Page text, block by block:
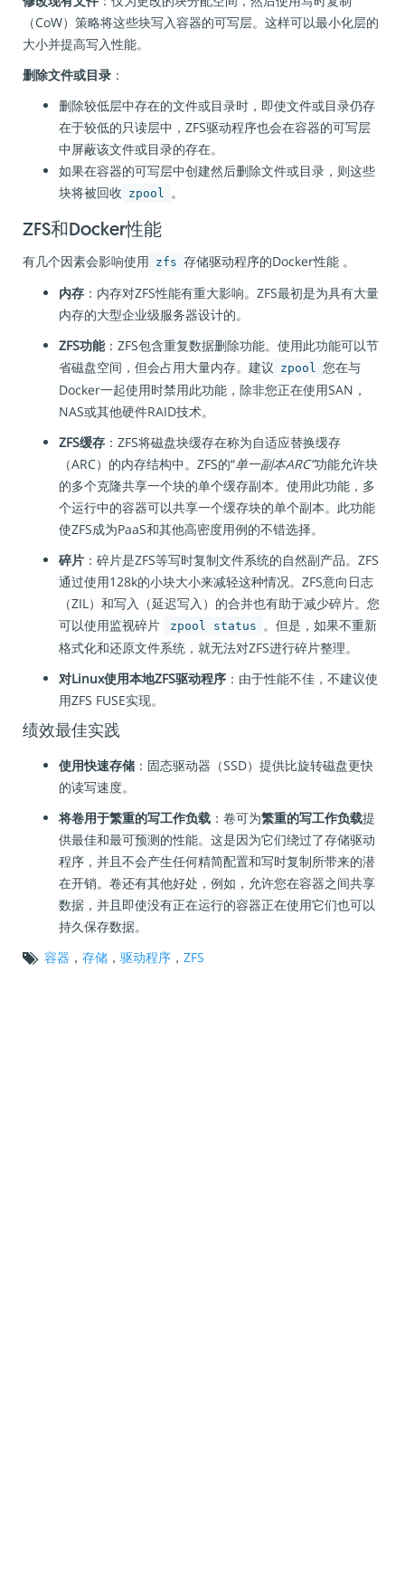
（CoW）策略将这些块写入容器的可写层。这样可以最小化层的
大小并提高写入性能。
删除文件或目录 ：
删除较低层中存在的文件或目录时，即使文件或目录仍存
在于较低的只读层中，ZFS驱动程序也会在容器的可写层
中屏蔽该文件或目录的存在。
如果在容器的可写层中创建然后删除文件或目录，则这些
块将被回收 zpool 。
ZFS和Docker性能
有几个因素会影响使用 zfs 存储驱动程序的Docker性能 。
内存 ：内存对ZFS性能有重大影响。ZFS最初是为具有大量
内存的大型企业级服务器设计的。
ZFS功能：ZFS包含重复数据删除功能。使用此功能可以节
省磁盘空间，但会占用大量内存。建议 zpool
您在与
Docker一起使用时禁用此功能，除非您正在使用SAN，
NAS或其他硬件RAID技术。
ZFS缓存 ：ZFS将磁盘块缓存在称为自适应替换缓存
（ARC）的内存结构中。ZFS的“单一副本ARC”功能允许块
的多个克隆共享一个块的单个缓存副本。使用此功能，多
个运行中的容器可以共享一个缓存块的单个副本。此功能
使ZFS成为PaaS和其他高密度用例的不错选择。
碎片 ：碎片是ZFS等写时复制文件系统的自然副产品。ZFS
通过使用128k的小块大小来减轻这种情况。ZFS意向日志
（ZIL）和写入（延迟写入）的合并也有助于减少碎片。您
可以使用监视碎片
zpool status
。但是，如果不重新
格式化和还原文件系统，就无法对ZFS进行碎片整理。
对Linux使用本地ZFS驱动程序 ：由于性能不佳，不建议使
用ZFS FUSE实现。
绩效最佳实践
使用快速存储 ：固态驱动器（SSD）提供比旋转磁盘更快
的读写速度。
将卷用于繁重的写工作负载 ：卷可为繁重的写工作负载提
供最佳和最可预测的性能。这是因为它们绕过了存储驱动
程序，并且不会产生任何精简配置和写时复制所带来的潜
在开销。卷还有其他好处，例如，允许您在容器之间共享
数据，并且即使没有正在运行的容器正在使用它们也可以
持久保存数据。
容器 ， 存储 ， 驱动程序 ， ZFS